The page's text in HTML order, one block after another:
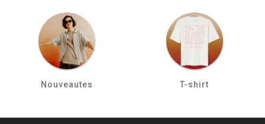
Nouveautes T-shirt